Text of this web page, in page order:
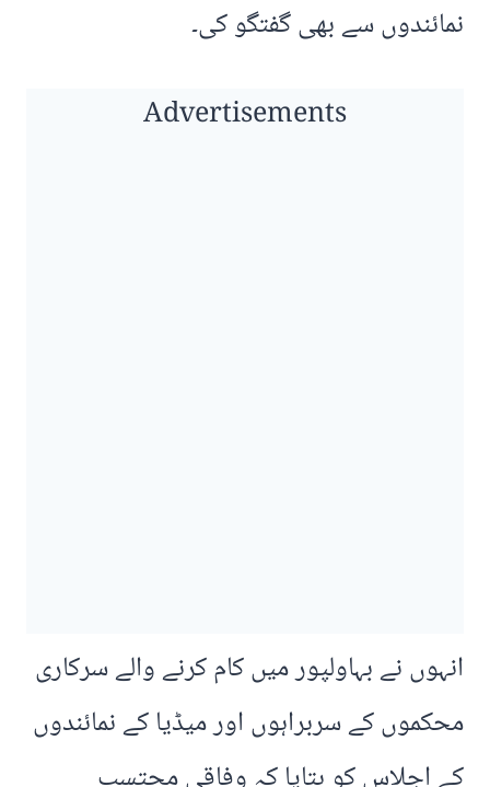
نمائندوں سے بھی گفتگو کی۔
Advertisements
انہوں نے بہاولپور میں کام کرنے والے سرکاری
محکموں کے سربراہوں اور میڈیا کے نمائندوں